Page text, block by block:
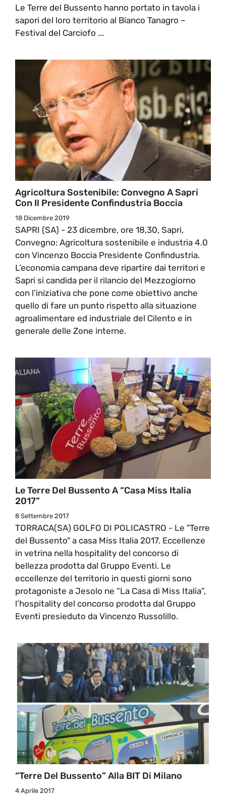
Le Terre del Bussento hanno portato in tavola i
sapori del loro territorio al Bianco Tanagro –
Festival del Carciofo ...
Agricoltura Sostenibile: Convegno A Sapri
Con Il Presidente Confindustria Boccia
18 Dicembre 2019
SAPRI (SA) - 23 dicembre, ore 18,30, Sapri,
Convegno: Agricoltura sostenibile e industria 4.0
con Vincenzo Boccia Presidente Confindustria.
L’economia campana deve ripartire dai territori e
Sapri si candida per il rilancio del Mezzogiorno
con l’iniziativa che pone come obiettivo anche
quello di fare un punto rispetto alla situazione
agroalimentare ed industriale del Cilento e in
generale delle Zone interne.
Le Terre Del Bussento A “Casa Miss Italia
2017”
8 Settembre 2017
TORRACA(SA) GOLFO DI POLICASTRO - Le "Terre
del Bussento" a casa Miss Italia 2017. Eccellenze
in vetrina nella hospitality del concorso di
bellezza prodotta dal Gruppo Eventi. Le
eccellenze del territorio in questi giorni sono
protagoniste a Jesolo ne “La Casa di Miss Italia”,
l’hospitality del concorso prodotta dal Gruppo
Eventi presieduto da Vincenzo Russolillo.
“Terre Del Bussento” Alla BIT Di Milano
4 Aprile 2017